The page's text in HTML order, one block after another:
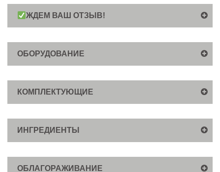
ЖДЕМ ВАШ ОТЗЫВ!
ОБОРУДОВАНИЕ
КОМПЛЕКТУЮЩИЕ
ИНГРЕДИЕНТЫ
ОБЛАГОРАЖИВАНИЕ